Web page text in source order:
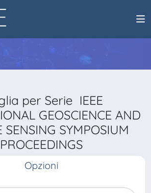
per Serie IEEE
GEOSCIENCE AND
SENSING SYMPOSIUM
PROCEEDINGS
Opzioni